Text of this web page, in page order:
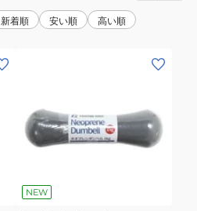
新着順 安い順 高い順
NEW